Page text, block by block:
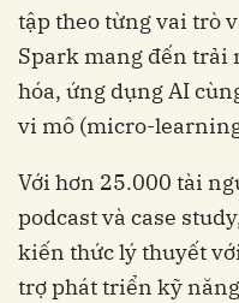
tập theo từng vai trò
Spark mang đến trải
hóa, ứng dụng AI
vi mô (micro-
Với hơn 25.000 tài
podcast và case
kiến thức lý thuyết
trợ phát triển kỹ